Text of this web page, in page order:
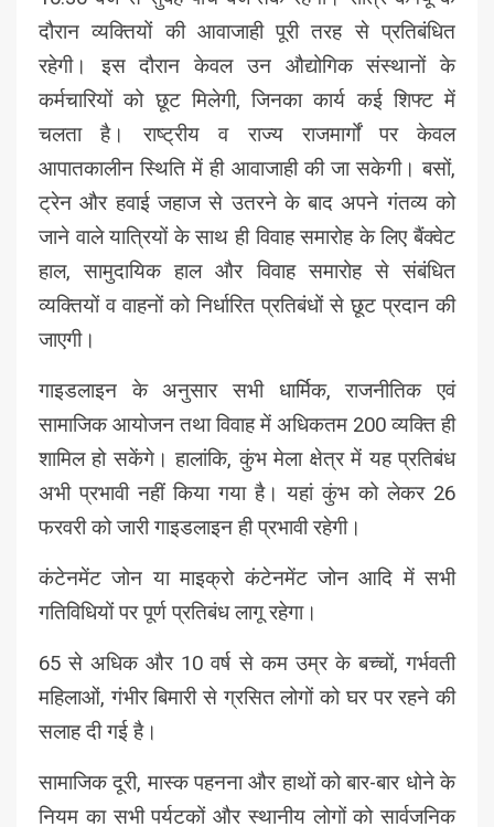
दौरान व्यक्तियों की आवाजाही पूरी तरह से प्रतिबंधित
रहेगी। इस दौरान केवल उन औद्योगिक संस्थानों के
कर्मचारियों को छूट मिलेगी, जिनका कार्य कई शिफ्ट में
चलता है। राष्ट्रीय व राज्य राजमार्गों पर केवल
आपातकालीन स्थिति में ही आवाजाही की जा सकेगी। बसों,
ट्रेन और हवाई जहाज से उतरने के बाद अपने गंतव्य को
जाने वाले यात्रियों के साथ ही विवाह समारोह के लिए बैंक्वेट
हाल, सामुदायिक हाल और विवाह समारोह से संबंधित
व्यक्तियों व वाहनों को निर्धारित प्रतिबंधों से छूट प्रदान की
जाएगी।
गाइडलाइन के अनुसार सभी धार्मिक, राजनीतिक एवं
सामाजिक आयोजन तथा विवाह में अधिकतम 200 व्यक्ति ही
शामिल हो सकेंगे। हालांकि, कुंभ मेला क्षेत्र में यह प्रतिबंध
अभी प्रभावी नहीं किया गया है। यहां कुंभ को लेकर 26
फरवरी को जारी गाइडलाइन ही प्रभावी रहेगी।
कंटेनमेंट जोन या माइक्रो कंटेनमेंट जोन आदि में सभी
गतिविधियों पर पूर्ण प्रतिबंध लागू रहेगा।
65 से अधिक और 10 वर्ष से कम उम्र के बच्चों, गर्भवती
महिलाओं, गंभीर बिमारी से ग्रसित लोगों को घर पर रहने की
सलाह दी गई है।
सामाजिक दूरी, मास्क पहनना और हाथों को बार-बार धोने के
नियम का सभी पर्यटकों और स्थानीय लोगों को सार्वजनिक